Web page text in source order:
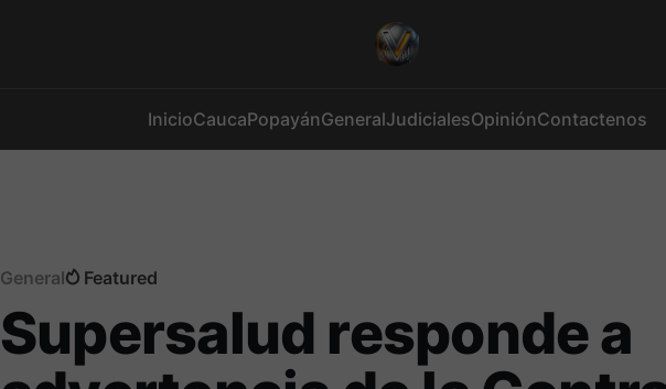
InicioCaucaPopayánGeneralJudicialesOpiniónContactenos
General Featured
Supersalud responde a